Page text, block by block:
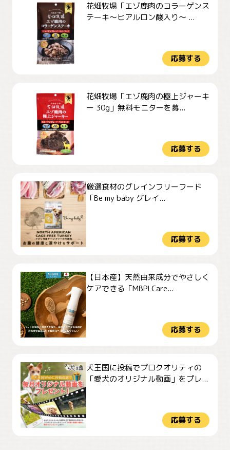
花畑牧場「エゾ鹿肉のコラーゲンス
テーキ～ヒアルロン酸入り～ ...
応募する
花畑牧場「エゾ鹿肉の極上ジャーキ
ー 30g」無料モニターを募...
応募する
厳選食材のグレインフリーフード
「Be my baby グレイ...
応募する
【日本産】天然由来成分でやさしく
ケアできる「MBPLCare...
応募する
犬王国に投稿でプロクオリティの
「愛犬のオリジナル動画」をプレ...
応募する